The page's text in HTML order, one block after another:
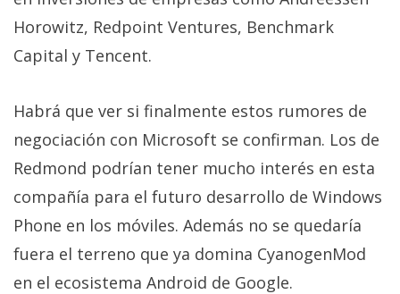
El Grupo
Informático
(CC) 2006-
derechos
reservados.
Horowitz, Redpoint Ventures, Benchmark
Capital y Tencent.
Habrá que ver si finalmente estos rumores de
negociación con Microsoft se confirman. Los de
Redmond podrían tener mucho interés en esta
compañía para el futuro desarrollo de Windows
Phone en los móviles. Además no se quedaría
fuera el terreno que ya domina CyanogenMod
en el ecosistema Android de Google.